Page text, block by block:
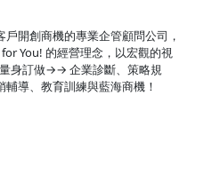
戶開創商機的專業企管顧問公司，
You! 的經營理念，以宏觀的視
身訂做→→ 企業診斷、策略規
導、教育訓練與藍海商機！